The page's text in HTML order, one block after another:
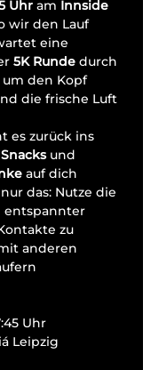
Uhr am Innside
wir den Lauf
eine
5K Runde durch
um den Kopf
die frische Luft
es zurück ins
Snacks und
auf dich
das: Nutze die
entspannter
zu
anderen
Uhr
Leipzig